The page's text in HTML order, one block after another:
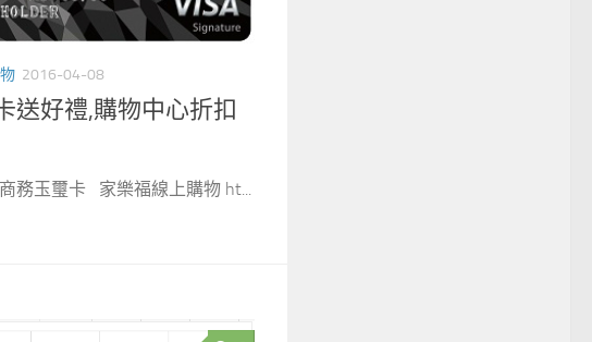
2016-04-08
送好禮,購物中心折扣
務玉璽卡 家樂福線上購物 ht...